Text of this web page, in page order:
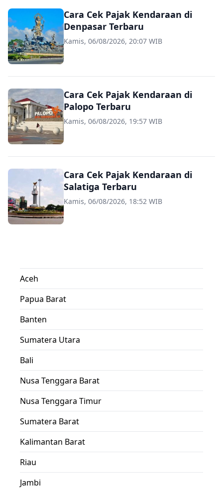
Cara Cek Pajak Kendaraan di
Denpasar Terbaru
Kamis, 06/08/2026, 20:07 WIB
Cara Cek Pajak Kendaraan di
Palopo Terbaru
Kamis, 06/08/2026, 19:57 WIB
Cara Cek Pajak Kendaraan di
Salatiga Terbaru
Kamis, 06/08/2026, 18:52 WIB
Aceh
Papua Barat
Banten
Sumatera Utara
Bali
Nusa Tenggara Barat
Nusa Tenggara Timur
Sumatera Barat
Kalimantan Barat
Riau
Jambi